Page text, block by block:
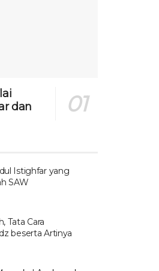
dan
Istighfar yang
SAW
Tata Cara
beserta Artinya